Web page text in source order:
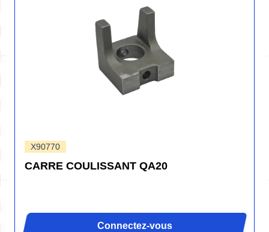
X90770
CARRE COULISSANT QA20
Connectez-vous